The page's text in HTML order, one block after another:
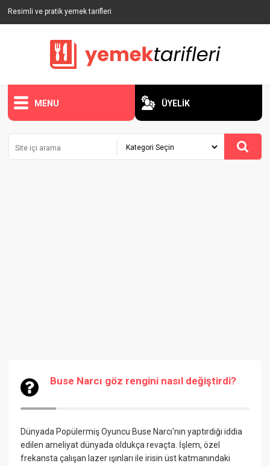
Resimli ve pratik yemek tarifleri
MENU ÜYELİK
Buse Narcı göz rengini nasıl değiştirdi?
Dünyada PopülermişOyuncu Buse Narcı'nın yaptırdığı iddia
edilen ameliyat dünyada oldukça revaçta. İşlem, özel
frekansta çalışan lazer ışınları ile irisin üst katmanındaki